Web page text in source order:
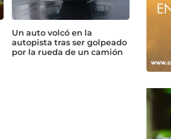
Un auto volcó en la
autopista tras ser golpeado
por la rueda de un camión